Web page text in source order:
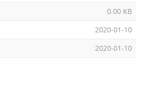
0.00 KB
2020-01-10
2020-01-10